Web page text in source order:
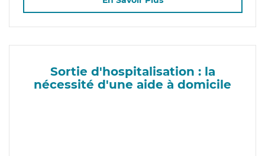
Sortie d'hospitalisation : la
nécessité d'une aide à domicile